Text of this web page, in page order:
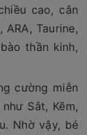
cao, cân
Taurine,
thần kinh,
cường miễn
Sắt, Kẽm,
Nhờ vậy, bé